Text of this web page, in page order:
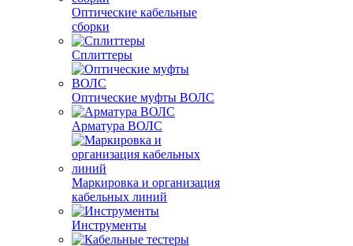
Оптические кабельные
сборки
Сплиттеры
Оптические муфты ВОЛС
Арматура ВОЛС
Маркировка и организация
кабельных линий
Инструменты